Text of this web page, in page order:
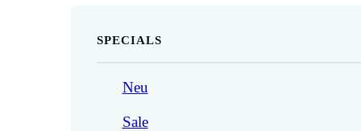
SPECIALS
Neu
Sale